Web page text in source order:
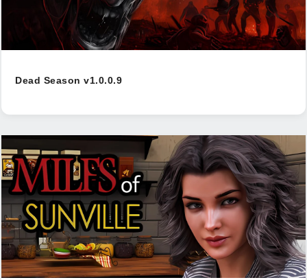
Dead Season v1.0.0.9